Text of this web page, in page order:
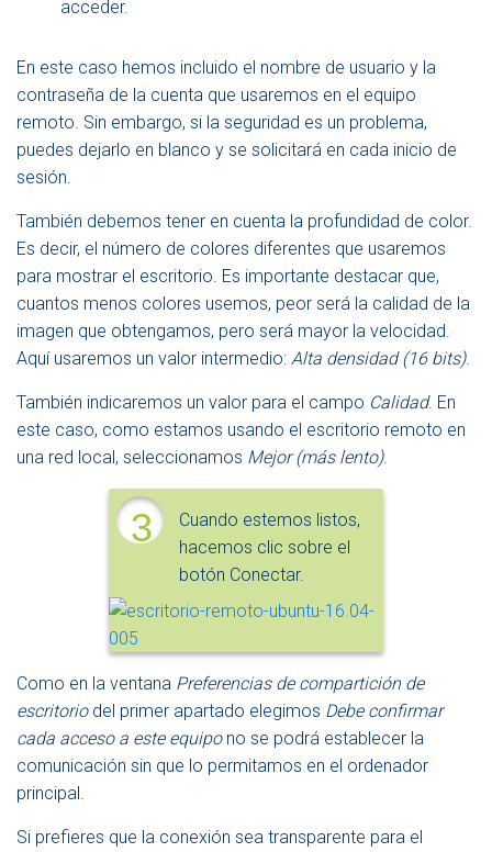
acceder.
En este caso hemos incluido el nombre de usuario y la
contraseña de la cuenta que usaremos en el equipo
remoto. Sin embargo, si la seguridad es un problema,
puedes dejarlo en blanco y se solicitará en cada inicio de
sesión.
También debemos tener en cuenta la profundidad de color.
Es decir, el número de colores diferentes que usaremos
para mostrar el escritorio. Es importante destacar que,
cuantos menos colores usemos, peor será la calidad de la
imagen que obtengamos, pero será mayor la velocidad.
Aquí usaremos un valor intermedio: Alta densidad (16 bits).
También indicaremos un valor para el campo Calidad. En
este caso, como estamos usando el escritorio remoto en
una red local, seleccionamos Mejor (más lento).
3
Cuando estemos listos,
hacemos clic sobre el
botón Conectar.
Como en la ventana Preferencias de compartición de
escritoriodel primer apartado elegimos Debe confirmar
cada acceso a este equipono se podrá establecer la
comunicación sin que lo permitamos en el ordenador
principal.
Si prefieres que la conexión sea transparente para el